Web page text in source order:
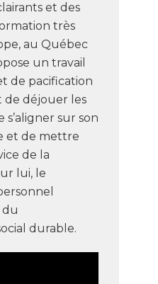
et des
très
au Québec
un travail
de pacification
de déjouer les
s’aligner sur son
et de mettre
de la
lui, le
du
durable.